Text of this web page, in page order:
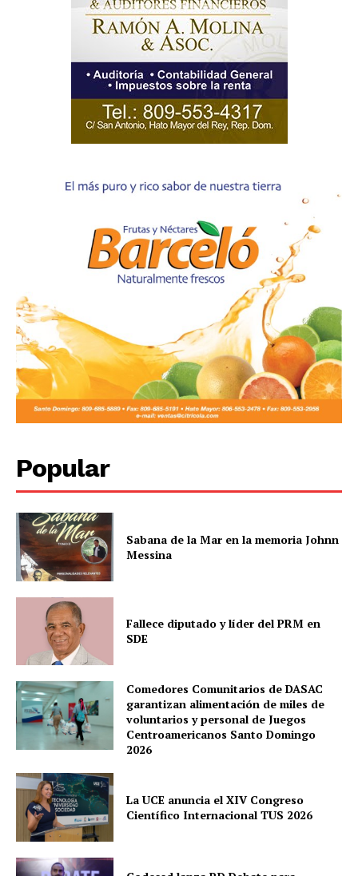
Company
Contactos
Servicio Publicitario
Popular
Sabana de la Mar en la memoria Johnn
Messina
Fallece diputado y líder del PRM en
SDE
Comedores Comunitarios de DASAC
garantizan alimentación de miles de
voluntarios y personal de Juegos
Centroamericanos Santo Domingo
2026
La UCE anuncia el XIV Congreso
Científico Internacional TUS 2026